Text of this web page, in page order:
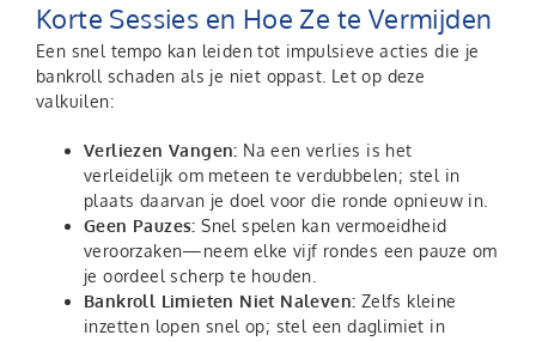
Korte Sessies en Hoe Ze te Vermijden
Een snel tempo kan leiden tot impulsieve acties die je
bankroll schaden als je niet oppast. Let op deze
valkuilen:
Verliezen Vangen: Na een verlies is het
verleidelijk om meteen te verdubbelen; stel in
plaats daarvan je doel voor die ronde opnieuw in.
Geen Pauzes: Snel spelen kan vermoeidheid
veroorzaken—neem elke vijf rondes een pauze om
je oordeel scherp te houden.
Bankroll Limieten Niet Naleven: Zelfs kleine
inzetten lopen snel op; stel een daglimiet in